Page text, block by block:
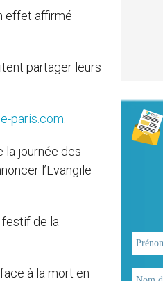
effet affirmé
partager leurs
paris.com
la journée des
l’Evangile
festif de la
à la mort en